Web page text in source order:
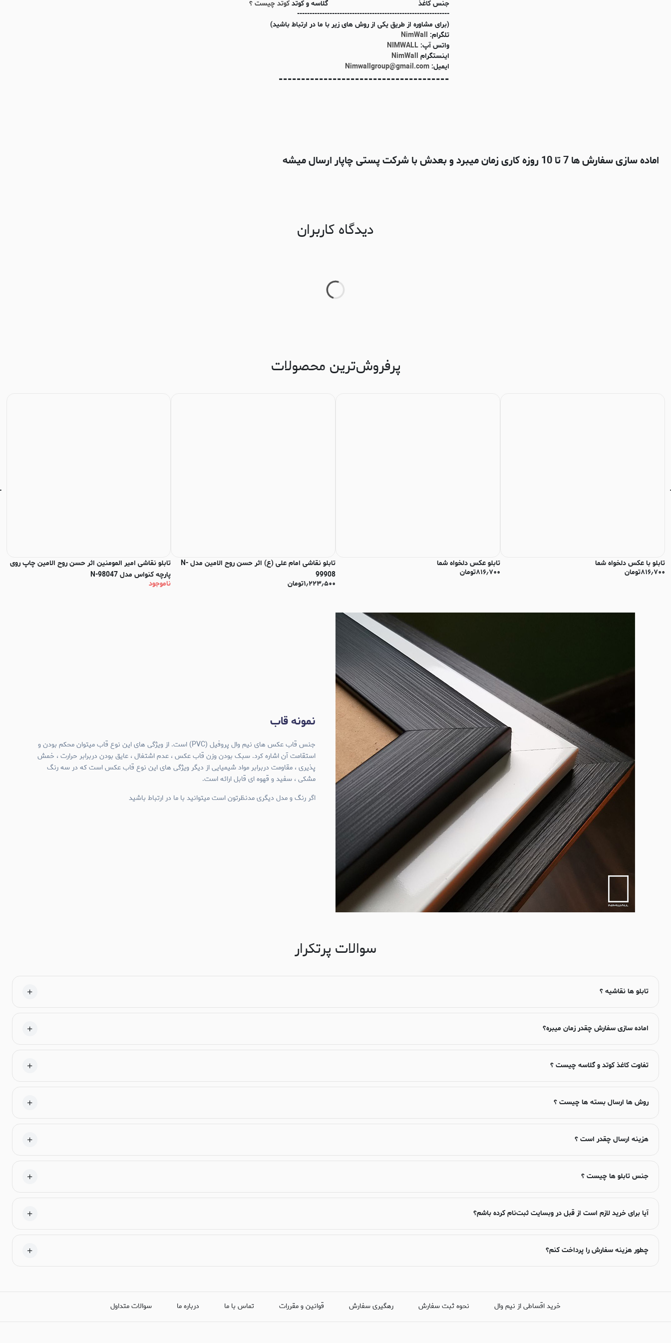
جنس کاغذ گلاسه و کوتدکوتد چیست ؟
-------------------------------------------------------------
(برای مشاوره از طریق یکی از روش های زیر با ما در ارتباط باشید)
تلگرام: NimWall
واتس آپ: NIMWALL
اینستگرام NimWall
ایمیل: Nimwallgroup@gmail.com
--------------------------------------
اماده سازی سفارش ها 7 تا 10 روزه کاری زمان میبرد و بعدش با شرکت پستی چاپار ارسال میشه
دیدگاه کاربران
پرفروش‌ترین محصولات
تابلو با عکس دلخواه شما
۸۱۶٫۷۰۰تومان
تابلو عکس دلخواه شما
۸۱۶٫۷۰۰تومان
تابلو نقاشی امام علی (ع) اثر حسن روح الامین مدل N-
99908
۱٫۲۲۳٫۵۰۰تومان
تابلو نقاشی امیر المومنین اثر حسن روح الامین چاپ روی
پارچه کنواس مدل N-98047
ناموجود
نمونه قاب
جنس قاب عکس های نیم وال پروفیل (PVC) است. از ویژگی های این نوع قاب میتوان محکم بودن و
استقامت آن اشاره کرد. سبک بودن وزن قاب عکس ، عدم اشتغال ، عایق بودن دربرابر حرارت ، خمش
پذیری ، مقاومت دربرابر مواد شیمیایی از دیگر ویژگی های این نوع قاب عکس است که در سه رنگ
مشکی ، سفید و قهوه ای قابل ارائه است.
اگر رنگ و مدل دیگری مدنظرتون است میتوانید با ما در ارتباط باشید
سوالات پرتکرار
تابلو ها نقاشیه ؟
اماده سازی سفارش چقدر زمان میبره؟
تفاوت کاغذ کوتد و گلاسه چیست ؟
روش ها ارسال بسته ها چیست ؟
هزینه ارسال چقدر است ؟
جنس تابلو ها چیست ؟
آیا برای خرید لازم است از قبل در وبسایت ثبت‌نام کرده باشم؟
چطور هزینه سفارش را پرداخت کنم؟
خرید اقساطی از نیم وال نحوه ثبت سفارش رهگیری سفارش قوانین و مقررات تماس با ما درباره ما سوالات متداول